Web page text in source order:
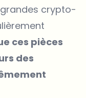
crypto-
ces pièces
des